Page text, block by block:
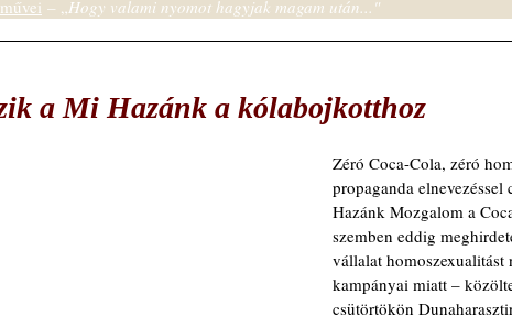
a Mi Hazánk a kólabojkotthoz
Zéró Coca-Cola, zéró
propaganda
Hazánk Mozgalom a
szemben eddig
vállalat homoszexualitást
kampányai miatt –
csütörtökön
– „Hogy valami nyomot hagyjak magam után..."